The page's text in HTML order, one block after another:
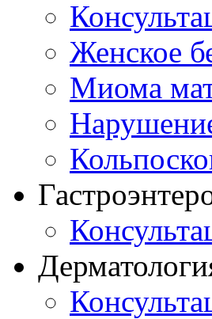
Женское
Миома